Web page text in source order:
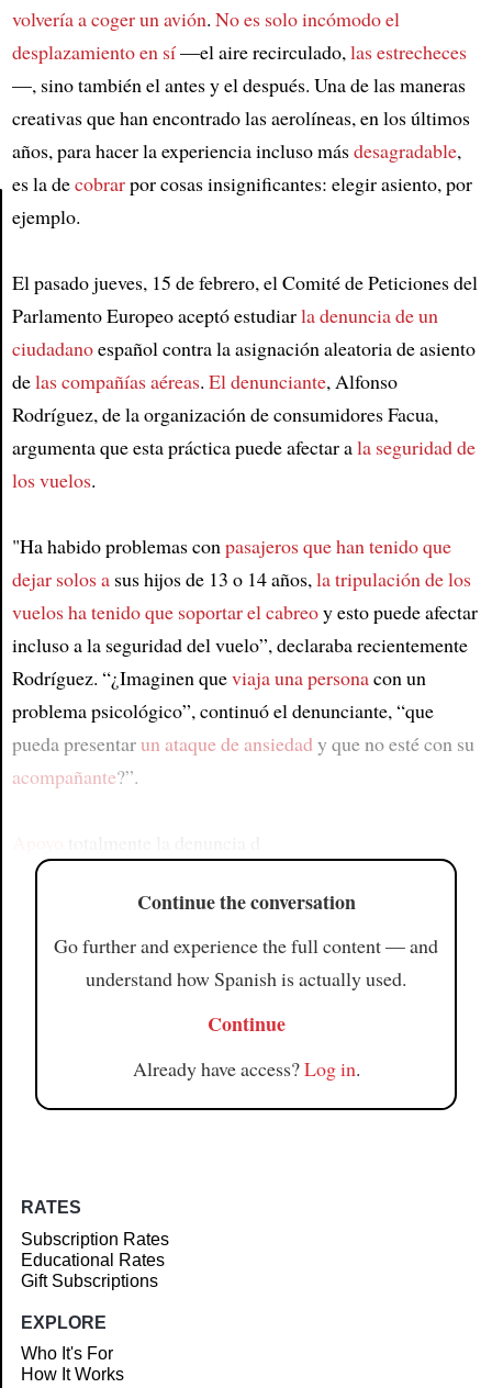
volvería a coger un avión. No es solo incómodo el
desplazamiento en sí—el aire recirculado,las estrecheces
—, sino también el antes y el después. Una de las maneras
creativas que han encontrado las aerolíneas, en los últimos
años, para hacer la experiencia incluso másdesagradable,
es la decobrarpor cosas insignificantes: elegir asiento, por
ejemplo.
El pasado jueves, 15 de febrero, el Comité de Peticiones del
Parlamento Europeo aceptó estudiarla denuncia de un
ciudadanoespañol contra la asignación aleatoria de asiento
delas compañías aéreas. El denunciante, Alfonso
Rodríguez, de la organización de consumidores Facua,
argumenta que esta práctica puede afectar ala seguridad de
los vuelos.
"Ha habido problemas conpasajeros que han tenido que
dejar solos asus hijos de 13 o 14 años,la tripulación de los
vuelosha tenido que soportar el cabreoy esto puede afectar
incluso a la seguridad del vuelo”, declaraba recientemente
Rodríguez. “¿Imaginen queviaja una personacon un
problema psicológico”, continuó el denunciante, “que
pueda presentarun ataque de ansiedad y que no esté con su
acompañante?”.
Continue the conversation
Go further and experience the full content — and
understand how Spanish is actually used.
Continue
Already have access?Log in.
RATES
Subscription Rates
Educational Rates
Gift Subscriptions
EXPLORE
Who It's For
How It Works